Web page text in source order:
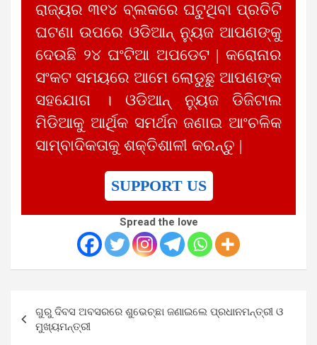
ରାଜ୍ୟର ୩୧୪ ବ୍ଲକରେ ଘଟୁଥିବା ପ୍ରତିଟି
ଘଟଣା ଉପରେ ଓଡିଆନ୍ ନ୍ୟୁଜ ଆପଣଙ୍କୁ
ଦେଉଛି ୨୪ ଘଂଟିଆ ଅପଡେଟ | କରୋନାର
ସଂକଟ ସମୟରେ ଆମେ ଲୋଡୁଛୁ ଆପଣଙ୍କ
ସହଯୋଗ । ଓଡିଆନ୍ ନ୍ୟୁଜ ଡିଜିଟାଲ
ମିଡିଆକୁ ଆର୍ଥିକ ସମର୍ଥନ ଜଣାଇ ଆଂଚଳିକ
ସାମ୍ବାଦିକତାକୁ ଶକ୍ତିଶାଳୀ କରନ୍ତୁ |
SUPPORT US
Spread the love
navigation
ଗୁରୁ ଦିବସ ଅବସରରେ ଶୁଭେଚ୍ଛା ଜଣାଇଲେ ପ୍ରଧାନମନ୍ତ୍ରୀ ଓ
ମୁଖ୍ୟମନ୍ତ୍ରୀ